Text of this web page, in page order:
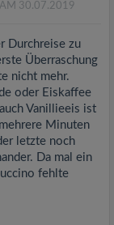
AM 30.07.2019
Durchreise zu
Überraschung
nicht mehr.
oder Eiskaffee
Vanillieeis ist
Minuten
letzte noch
Da mal ein
fehlte